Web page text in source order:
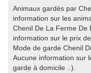
Animaux gardés par
information sur les
Chenil De La Ferme De
information sur le prix
Mode de garde Chenil
Aucune information sur
garde à domicile ..).